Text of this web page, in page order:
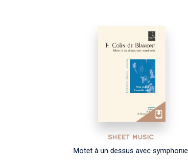
SHEET MUSIC
Motet à un dessus avec symphonie